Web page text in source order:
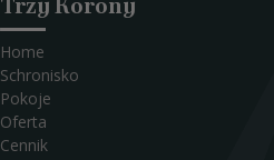
Home
Schronisko
Pokoje
Oferta
Cennik